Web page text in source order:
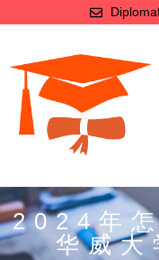
2024年怎
华威大